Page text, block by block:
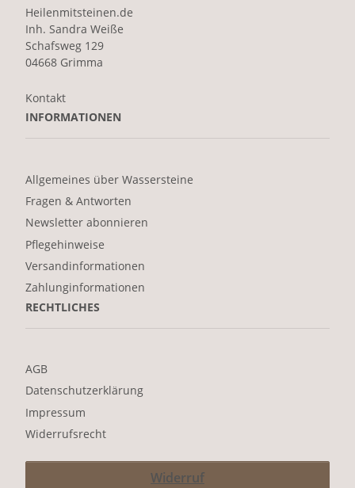
Heilenmitsteinen.de
Inh. Sandra Weiße
Schafsweg 129
04668 Grimma
Kontakt
INFORMATIONEN
Allgemeines über Wassersteine
Fragen & Antworten
Newsletter abonnieren
Pflegehinweise
Versandinformationen
Zahlunginformationen
RECHTLICHES
AGB
Datenschutzerklärung
Impressum
Widerrufsrecht
Widerruf